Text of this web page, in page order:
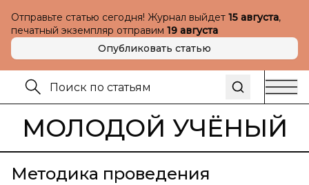
Отправьте статью сегодня! Журнал выйдет 15 августа,
печатный экземпляр отправим 19 августа
Опубликовать статью
МОЛОДОЙ УЧЁНЫЙ
Методика проведения